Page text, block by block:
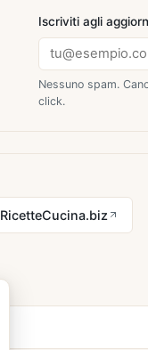
Iscriviti agli
Nessuno spam.
click.
RicetteCucina.biz